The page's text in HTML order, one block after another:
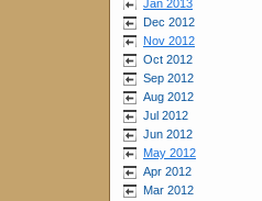
Jan 2013
Dec 2012
Nov 2012
Oct 2012
Sep 2012
Aug 2012
Jul 2012
Jun 2012
May 2012
Apr 2012
Mar 2012